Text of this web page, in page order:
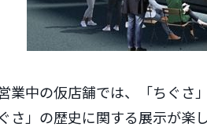
業中の仮店舗では、「ちぐさ
ぐさ」の歴史に関する展示が